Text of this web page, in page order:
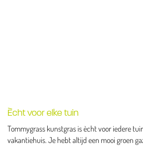
Ècht voor elke tuin
Tommygrass kunstgras is ècht voor iedere
vakantiehuis. Je hebt altijd een mooi groen